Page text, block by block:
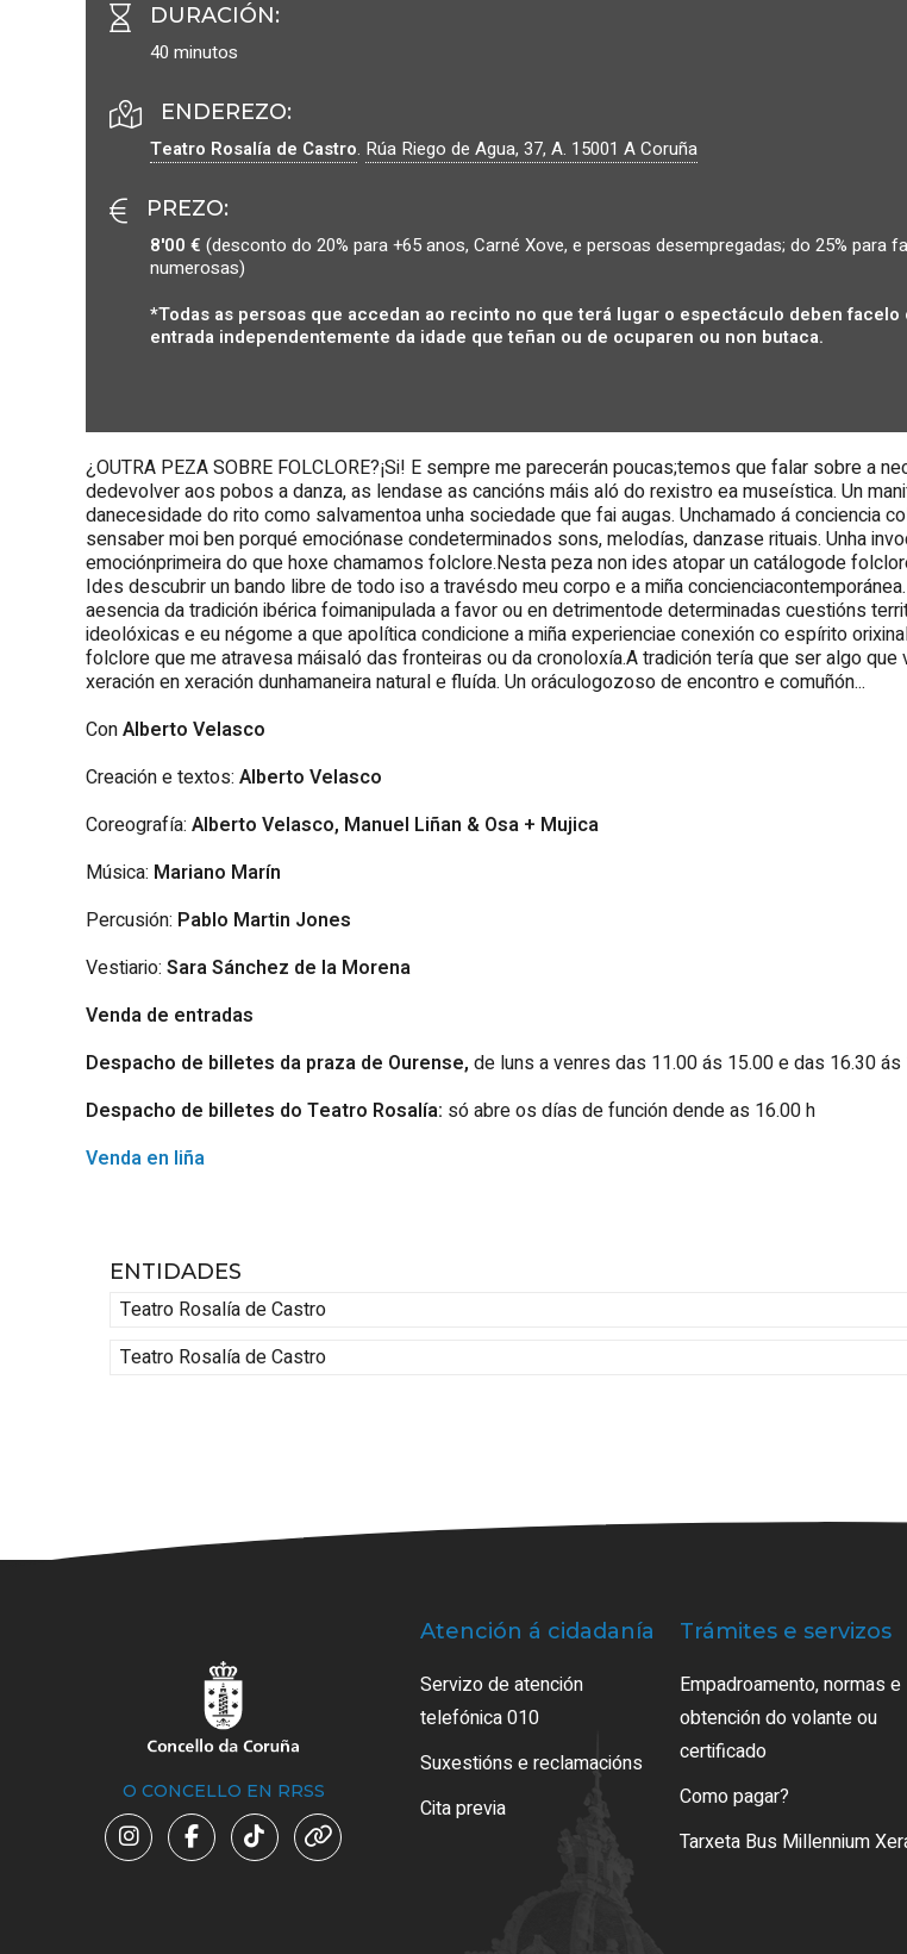
DURACIÓN:
40 minutos
ENDEREZO:
Teatro Rosalía de Castro. Rúa Riego de Agua, 37, A. 15001 A Coruña
PREZO:
8'00 € (desconto do 20% para +65 anos, Carné Xove, e persoas desempregadas; do 25% para
numerosas)
*Todas as persoas que accedan ao recinto no que terá lugar o espectáculo deben facelo
entrada independentemente da idade que teñan ou de ocuparen ou non butaca.
¿OUTRA PEZA SOBRE FOLCLORE?¡Si! E sempre me parecerán poucas;temos que falar sobre a
dedevolver aos pobos a danza, as lendase as cancións máis aló do rexistro ea museística. Un
danecesidade do rito como salvamentoa unha sociedade que fai augas. Unchamado á conciencia
sensaber moi ben porqué emociónase condeterminados sons, melodías, danzase rituais. Unha
emociónprimeira do que hoxe chamamos folclore.Nesta peza non ides atopar un catálogode
Ides descubrir un bando libre de todo iso a travésdo meu corpo e a miña
aesencia da tradición ibérica foimanipulada a favor ou en detrimentode determinadas cuestións
ideolóxicas e eu négome a que apolítica condicione a miña experienciae conexión co espírito
folclore que me atravesa máisaló das fronteiras ou da cronoloxía.A tradición tería que ser algo que
xeración en xeración dunhamaneira natural e fluída. Un oráculogozoso de encontro e comuñón...
ConAlberto Velasco
Creación e textos: Alberto Velasco
Coreografía: Alberto Velasco, Manuel Liñan & Osa + Mujica
Música: Mariano Marín
Percusión: Pablo Martin Jones
Vestiario: Sara Sánchez de la Morena
Venda de entradas
Despacho de billetes da praza de Ourense, de luns a venres das 11.00 ás 15.00 e das 16.30 ás
Despacho de billetes do Teatro Rosalía: só abre os días de función dende as 16.00 h
Venda en liña
ENTIDADES
Teatro Rosalía de Castro
Teatro Rosalía de Castro
O CONCELLO EN RRSS
Atención á cidadanía
Servizo de atención
telefónica 010
Suxestións e reclamacións
Cita previa
Trámites e servizos
Empadroamento, normas e
obtención do volante ou
certificado
Como pagar?
Tarxeta Bus Millennium